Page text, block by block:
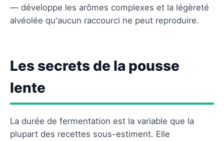
— développe les arômes complexes et la légèreté
alvéolée qu'aucun raccourci ne peut reproduire.
Les secrets de la pousse
lente
La durée de fermentation est la variable que la
plupart des recettes sous-estiment. Elle